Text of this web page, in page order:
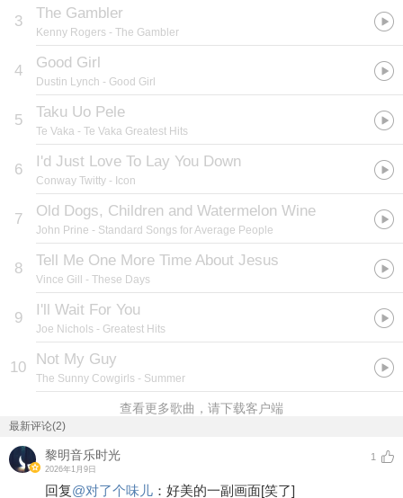
3 The Gambler
Kenny Rogers - The Gambler
4 Good Girl
Dustin Lynch - Good Girl
5 Taku Uo Pele
Te Vaka - Te Vaka Greatest Hits
6 I'd Just Love To Lay You Down
Conway Twitty - Icon
7 Old Dogs, Children and Watermelon Wine
John Prine - Standard Songs for Average People
8 Tell Me One More Time About Jesus
Vince Gill - These Days
9 I'll Wait For You
Joe Nichols - Greatest Hits
10 Not My Guy
The Sunny Cowgirls - Summer
查看更多歌曲，请下载客户端
最新评论(2)
黎明音乐时光
2026年1月9日
1
回复@对了个味儿 ： 好美的一副画面[笑了]